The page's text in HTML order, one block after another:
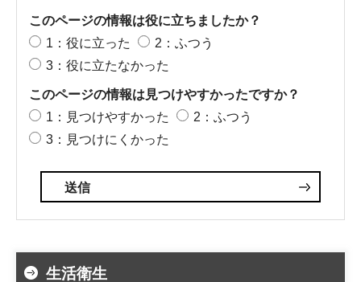
このページの情報は役に立ちましたか？
1：役に立った
2：ふつう
3：役に立たなかった
このページの情報は見つけやすかったですか？
1：見つけやすかった
2：ふつう
3：見つけにくかった
生活衛生